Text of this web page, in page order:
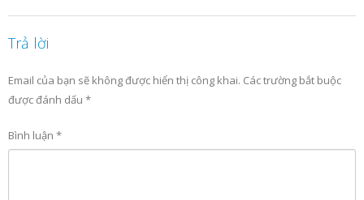
Trả lời
Email của bạn sẽ không được hiển thị công khai. Các trường bắt buộc
được đánh dấu *
Bình luận *